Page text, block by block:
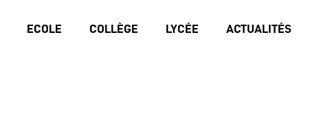
ECOLE COLLÈGE LYCÉE ACTUALITÉS